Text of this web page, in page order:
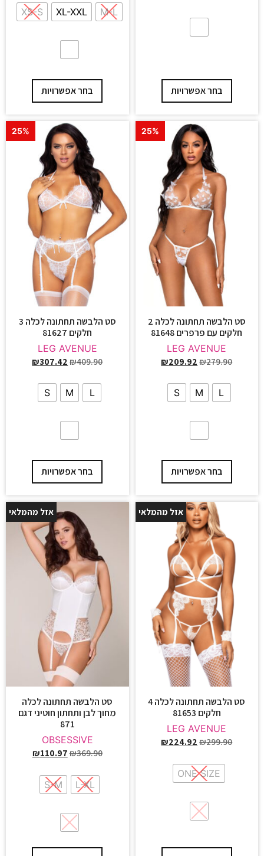
בחר אפשרויות
M-L
XL-XXL
XS-S
בחר אפשרויות
25%
סט הלבשה תחתונה לכלה 2
חלקים עם פרפרים 81648
LEG AVENUE
₪279.90
₪209.92
L
M
S
בחר אפשרויות
25%
סט הלבשה תחתונה לכלה 3
חלקים 81627
LEG AVENUE
₪409.90
₪307.42
L
M
S
בחר אפשרויות
25%
סט הלבשה תחתונה לכלה 4
חלקים 81653
LEG AVENUE
₪299.90
₪224.92
אזל מהמלאי
ONE SIZE
70%
סט הלבשה תחתונה לכלה
מחוך לבן ותחתון חוטיני דגם
871
OBSESSIVE
₪369.90
₪110.97
אזל מהמלאי
L-XL
S-M